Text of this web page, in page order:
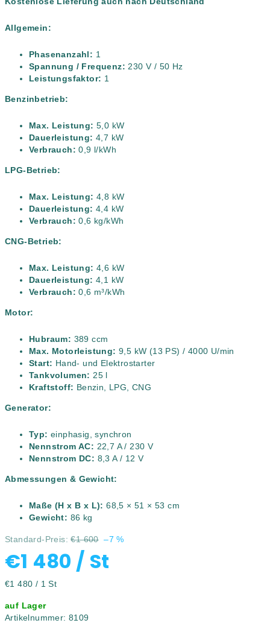
Allgemein:
Phasenanzahl: 1
Spannung / Frequenz: 230 V / 50 Hz
Leistungsfaktor: 1
Benzinbetrieb:
Max. Leistung: 5,0 kW
Dauerleistung: 4,7 kW
Verbrauch: 0,9 l/kWh
LPG-Betrieb:
Max. Leistung: 4,8 kW
Dauerleistung: 4,4 kW
Verbrauch: 0,6 kg/kWh
CNG-Betrieb:
Max. Leistung: 4,6 kW
Dauerleistung: 4,1 kW
Verbrauch: 0,6 m³/kWh
Motor:
Hubraum: 389 ccm
Max. Motorleistung: 9,5 kW (13 PS) / 4000 U/min
Start: Hand- und Elektrostarter
Tankvolumen: 25 l
Kraftstoff: Benzin, LPG, CNG
Generator:
Typ: einphasig, synchron
Nennstrom AC: 22,7 A / 230 V
Nennstrom DC: 8,3 A / 12 V
Abmessungen & Gewicht:
Maße (H x B x L): 68,5 × 51 × 53 cm
Gewicht: 86 kg
Standard-Preis: €1 600 –7 %
€1 480 / St
Verkaufspreis:
€1 480 / 1 St
auf Lager
Artikelnummer: 8109
O
S